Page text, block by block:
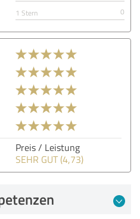
1 Stern
0
Preis / Leistung
SEHR GUT (4,73)